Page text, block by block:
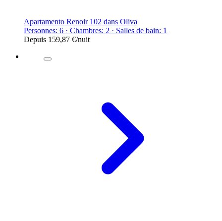
Apartamento Renoir 102 dans Oliva
Personnes: 6 · Chambres: 2 · Salles de bain: 1
Depuis 159,87 €/nuit